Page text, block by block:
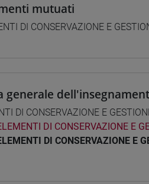
mutuati
DI CONSERVAZIONE E
generale
DI CONSERVAZIONE E
DI CONSERVAZIONE E
DI CONSERVAZIONE E